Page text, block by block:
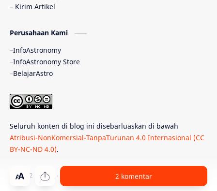
2 komentar
Ulasan
Gelombang Gravitasi
Kerdil Putih LAPAN
Olimpiade Sains Nasional
Bumi Super GBT18 Hilal
Katai Cokelat
Observatorium SpaceX
Kirim Artikel
Perusahaan Kami
InfoAstronomy
InfoAstronomy Store
BelajarAstro
Seluruh konten di blog ini disebarluaskan di bawah
Atribusi-NonKomersial-TanpaTurunan 4.0 Internasional (CC
BY-NC-ND 4.0).
© 2012 - 2026 ‧ PT Belajar Astronomi Indonesia